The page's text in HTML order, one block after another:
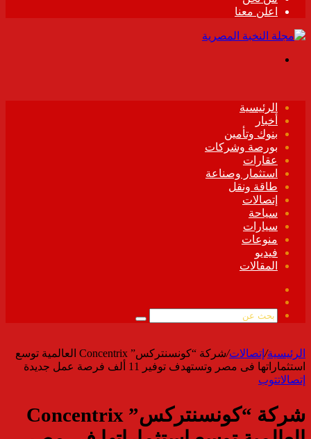
اعلن معنا
الرئيسية
أخبار
بنوك وتأمين
بورصة وشركات
عقارات
استثمار وصناعة
طاقة ونقل
إتصالات
سياحة
سيارات
منوعات
فيديو
المقالات
الموقع
بحث
الرئيسية/ إتصالات/
شركة “كونسنتركس” Concentrix العالمية توسع
استثماراتها فى مصر وتستهدف توفير 11 ألف فرصة عمل جديدة
إتصالاتتوب
شركة “كونسنتركس” Concentrix